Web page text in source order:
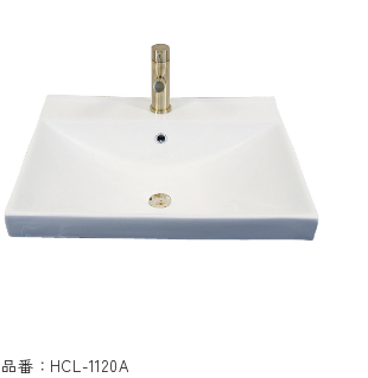
品番：HCL-1120A